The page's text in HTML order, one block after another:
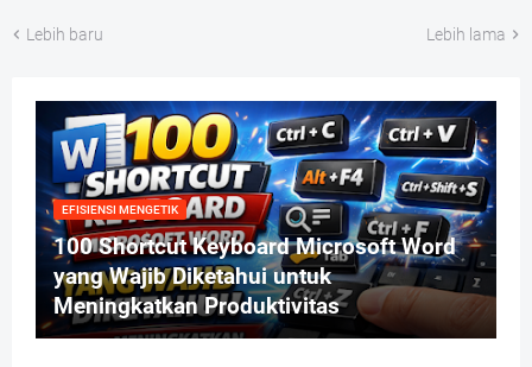
Lebih baru Lebih lama
EFISIENSI MENGETIK
100 Shortcut Keyboard Microsoft Word
yang Wajib Diketahui untuk
Meningkatkan Produktivitas